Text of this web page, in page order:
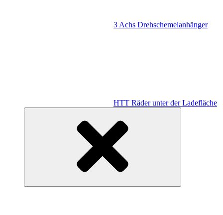
3 Achs Drehschemelanhänger
HTT Räder unter der Ladefläche